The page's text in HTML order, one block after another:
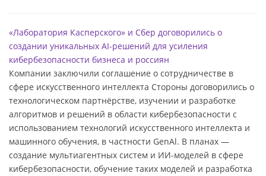
«Лаборатория Касперского» и Сбер договорились о
создании уникальных AI-решений для усиления
кибербезопасности бизнеса и россиян
Компании заключили соглашение о сотрудничестве в
сфере искусственного интеллекта Стороны договорились о
технологическом партнёрстве, изучении и разработке
алгоритмов и решений в области кибербезопасности с
использованием технологий искусственного интеллекта и
машинного обучения, в частности GenAl. В планах —
создание мультиагентных систем и ИИ-моделей в сфере
кибербезопасности, обучение таких моделей и разработка